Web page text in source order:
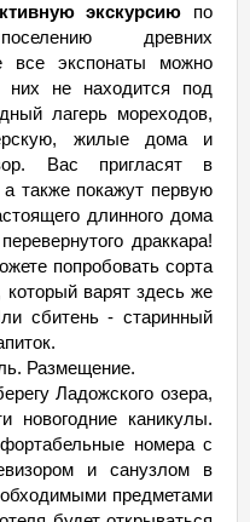
экскурсию по
древних
все экспонаты можно
них не находится под
лагерь мореходов,
жилые дома и
Вас пригласят в
также покажут первую
длинного дома
драккара!
попробовать сорта
варят здесь же
сбитень - старинный
Размещение.
Ладожского озера,
новогодние каникулы.
номера с
и санузлом в
предметами